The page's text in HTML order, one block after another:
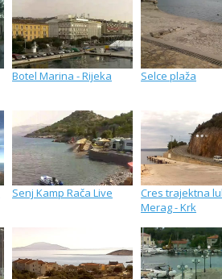
Botel Marina - Rijeka Selce plaža
Senj Kamp Rača Live
Cres trajektna
Merag - Krk